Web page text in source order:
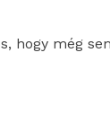
hogy még